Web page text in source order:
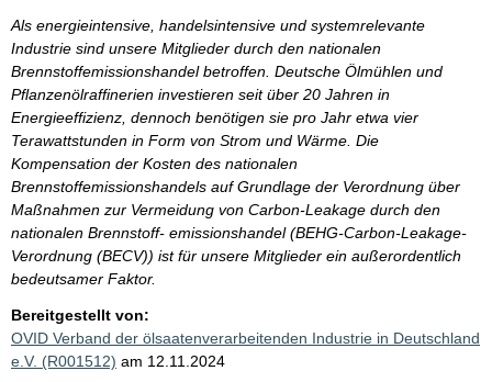
Als energieintensive, handelsintensive und systemrelevante
Industrie sind unsere Mitglieder durch den nationalen
Brennstoffemissionshandel betroffen. Deutsche Ölmühlen und
Pflanzenölraffinerien investieren seit über 20 Jahren in
Energieeffizienz, dennoch benötigen sie pro Jahr etwa vier
Terawattstunden in Form von Strom und Wärme. Die
Kompensation der Kosten des nationalen
Brennstoffemissionshandels auf Grundlage der Verordnung über
Maßnahmen zur Vermeidung von Carbon-Leakage durch den
nationalen Brennstoff- emissionshandel (BEHG-Carbon-Leakage-
Verordnung (BECV)) ist für unsere Mitglieder ein außerordentlich
bedeutsamer Faktor.
Bereitgestellt von:
OVID Verband der ölsaatenverarbeitenden Industrie in Deutschland
e.V. (R001512) am 12.11.2024